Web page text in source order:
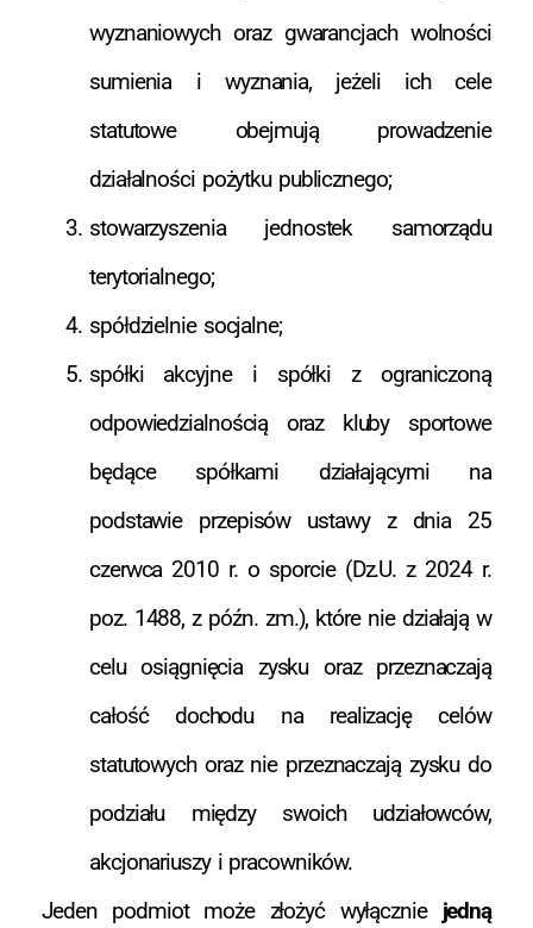
wyznaniowych oraz gwarancjach wolności
sumienia i wyznania, jeżeli ich cele
statutowe obejmują prowadzenie
działalności pożytku publicznego;
stowarzyszenia jednostek samorządu
terytorialnego;
spółdzielnie socjalne;
spółki akcyjne i spółki z ograniczoną
odpowiedzialnością oraz kluby sportowe
będące spółkami działającymi na
podstawie przepisów ustawy z dnia 25
czerwca 2010 r. o sporcie (Dz.U. z 2024 r.
poz. 1488, z późn. zm.), które nie działają w
celu osiągnięcia zysku oraz przeznaczają
całość dochodu na realizację celów
statutowych oraz nie przeznaczają zysku do
podziału między swoich udziałowców,
akcjonariuszy i pracowników.
Jeden podmiot może złożyć wyłączniejedną